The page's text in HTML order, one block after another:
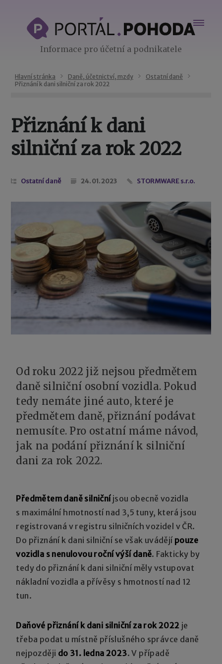
Informace pro účetní a podnikatele
Hlavní stránka Daně, účetnictví, mzdy
Ostatní daně
Přiznání k dani silniční za rok 2022
Přiznání k dani
silniční za rok 2022
Ostatní daně 24. 01. 2023 STORMWARE s.r.o.
Od roku 2022 již nejsou předmětem
daně silniční osobní vozidla. Pokud
tedy nemáte jiné auto, které je
předmětem daně, přiznání podávat
nemusíte. Pro ostatní máme návod,
jak na podání přiznání k silniční
dani za rok 2022.
Předmětem daně silničníjsou obecně vozidla
s maximální hmotností nad 3,5 tuny, která jsou
registrovaná v registru silničních vozidel v ČR.
Do přiznání k dani silniční se však uvádějí pouze
vozidla s nenulovou roční výší daně. Fakticky by
tedy do přiznání k dani silniční měly vstupovat
nákladní vozidla a přívěsy s hmotností nad 12
tun.
Daňové přiznání k dani silniční za rok 2022 je
třeba podat u místně příslušného správce daně
nejpozději do 31. ledna 2023. V případě